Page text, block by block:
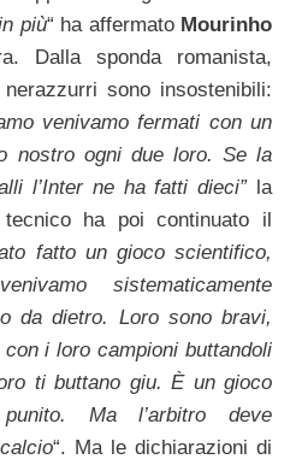
più“ ha affermato Mourinho
Dalla sponda romanista,
sono insostenibili:
venivamo fermati con un
nostro ogni due loro. Se la
l’Inter ne ha fatti dieci” la
ha poi continuato il
fatto un gioco scientifico,
sistematicamente
da dietro. Loro sono bravi,
i loro campioni buttandoli
ti buttano giu. È un gioco
Ma l’arbitro deve
“. Ma le dichiarazioni di